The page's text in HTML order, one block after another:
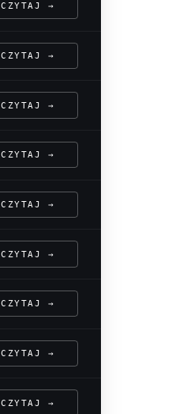
CZYTAJ →
CZYTAJ →
CZYTAJ →
CZYTAJ →
CZYTAJ →
CZYTAJ →
CZYTAJ →
CZYTAJ →
CZYTAJ →